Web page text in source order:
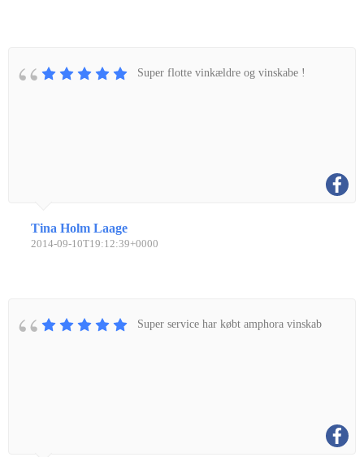
Super flotte vinkældre og vinskabe !
Tina Holm Laage
2014-09-10T19:12:39+0000
Super service har købt amphora vinskab